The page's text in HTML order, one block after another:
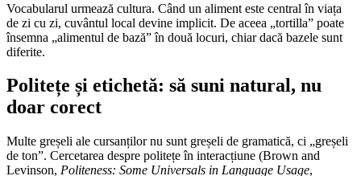
Vocabularul urmează cultura. Când un aliment este central în viața
de zi cu zi, cuvântul local devine implicit. De aceea „tortilla” poate
însemna „alimentul de bază” în două locuri, chiar dacă bazele sunt
diferite.
Politețe și etichetă: să suni natural, nu
doar corect
Multe greșeli ale cursanților nu sunt greșeli de gramatică, ci „greșeli
de ton”. Cercetarea despre politețe în interacțiune (Brown and
Levinson, Politeness: Some Universals in Language Usage,